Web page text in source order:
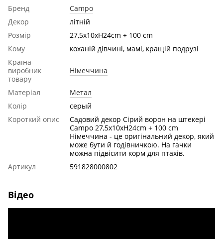
Бренд
Campo
Декор
літній
Розмір
27,5x10xH24cm + 100 cm
Кому
коханій дівчині, мамі, кращій подрузі
Країна-
виробник
товару
Німеччина
Матеріал
Метал
Колір
серый
Короткий опис
Cадовий декор Cірий ворон на штекері
Campo 27,5x10xH24cm + 100 cm
Німеччина - це оригінальний декор, який
може бути й годівничкою. На гачки
можна підвісити корм для птахів.
Артикул
591828000802
Відео